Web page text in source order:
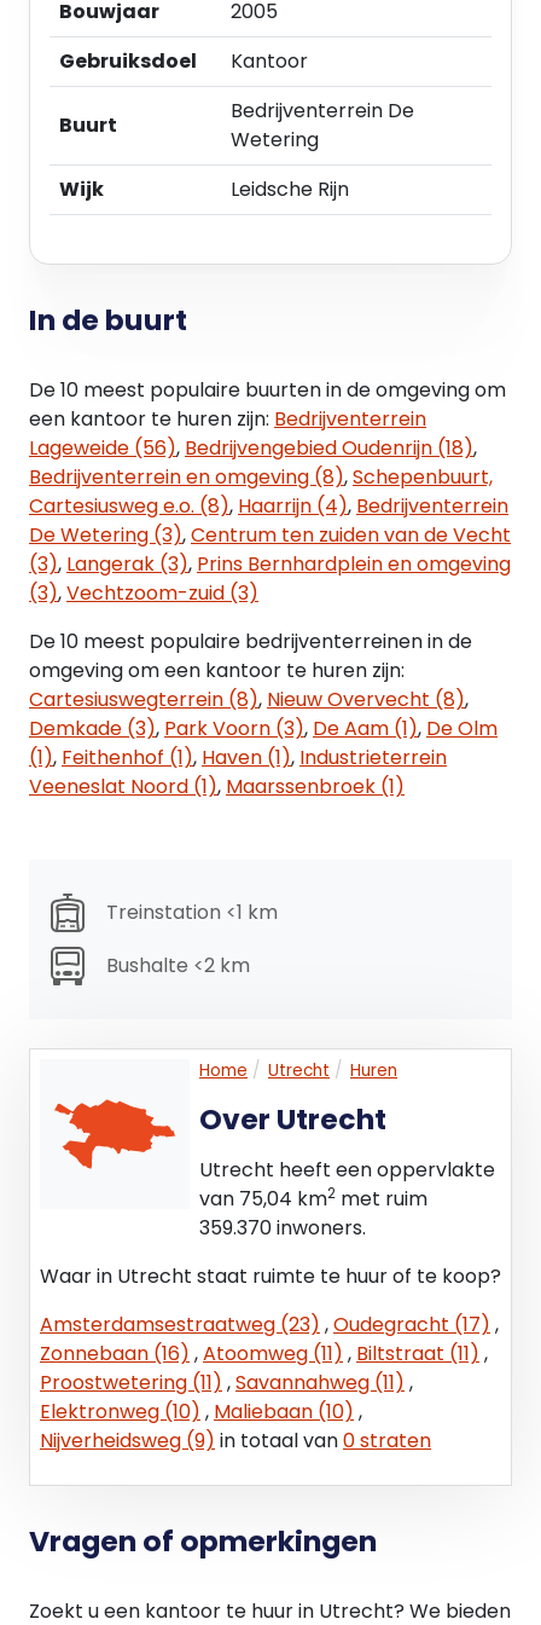
Oppervlakte
De totale verhuurbare vloeroppervlakte bedraagt
circa 248 m² VVO, als volgt samengesteld:
- circa 106 m² VVO kantoorruimte
- circa 84 m² VVO verkeersruimte
- circa 40,7 m² VVO toilet- en facilitaire ruimte
Het object wordt uitsluitend in zijn geheel verhuurd.
Het object wordt opgeleverd in de huidige staat en
opleveringsniveau, waaronder:
- representatieve kantoorafwerking
- verlichtingsarmaturen
- airconditioning
- eigen sanitaire voorzieningen
- kantine-/pantryvoorziening
- efficiënte indeling met meerdere
kantoorruimten
Parkeren
Bij het object behoren vier parkeerplaatsen op
eigen terrein.
Huurprijs
€ 2.000,- per maand, te vermeerderen met btw.
behoeve van gas, water en elektra
€ 50,- per maand, zijnde de gebruikerslasten ten
behoeve van de VvE
5 (vijf) jaar met een aansluitende
verlengingsperiode van 5 (vijf) jaar.
Opzegtermijn
12 (twaalf) maanden.
Huurprijsindexering
Jaarlijks, op basis van de wijziging van het
maandprijsindexcijfer volgens de
consumentenprijsindex (CPI) reeks Alle
huishoudens (2015 = 100), gepubliceerd door het
Centraal Bureau voor de Statistiek (CBS).
Bij ondertekening van de huurovereenkomst wordt
maanden huurbetalingsverplichting.
Bouwjaar
2005
Gebruiksdoel
Kantoor
Buurt
Bedrijventerrein De
Wetering
Wijk
Leidsche Rijn
In de buurt
De 10 meest populaire buurten in de omgeving om
een kantoor te huren zijn: Bedrijventerrein
Lageweide (56), Bedrijvengebied Oudenrijn (18),
Bedrijventerrein en omgeving (8),Schepenbuurt,
Cartesiusweg e.o. (8), Haarrijn (4), Bedrijventerrein
De Wetering (3),Centrum ten zuiden van de Vecht
(3), Langerak (3), Prins Bernhardplein en omgeving
(3),Vechtzoom-zuid (3)
De 10 meest populaire bedrijventerreinen in de
omgeving om een kantoor te huren zijn:
Cartesiuswegterrein (8), Nieuw Overvecht (8),
Demkade (3), Park Voorn (3), De Aam (1), De Olm
(1), Feithenhof (1), Haven (1), Industrieterrein
Veeneslat Noord (1), Maarssenbroek (1)
Treinstation <1 km
Bushalte <2 km
Home Utrecht Huren
Over Utrecht
Utrecht heeft een oppervlakte
van 75,04 km2 met ruim
359.370 inwoners.
Waar in Utrecht staat ruimte te huur of te koop?
Amsterdamsestraatweg (23) ,Oudegracht (17) ,
Zonnebaan (16) ,Atoomweg (11) , Biltstraat (11) ,
Proostwetering (11) ,Savannahweg (11) ,
Elektronweg (10) , Maliebaan (10) ,
Nijverheidsweg (9) in totaal van0 straten
Vragen of opmerkingen
Zoekt u een kantoor te huur in Utrecht? We bieden